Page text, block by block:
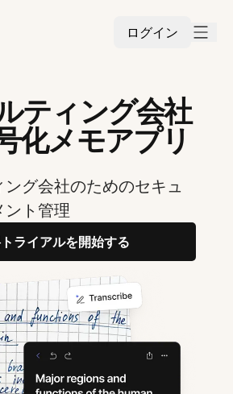
ログイン
ティング会社
化メモアプリ
ング会社のためのセキュ
ント管理
ライアルを開始する